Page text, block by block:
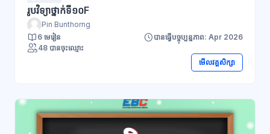
រូបវិទ្យាថ្នាក់ទី១០F
Pin Bunthorng
6 មេរៀន
បានធ្វើបច្ចុប្បន្នភាព: Apr 2026
48 បានចុះឈ្មោះ
មើលវគ្គសិក្សា